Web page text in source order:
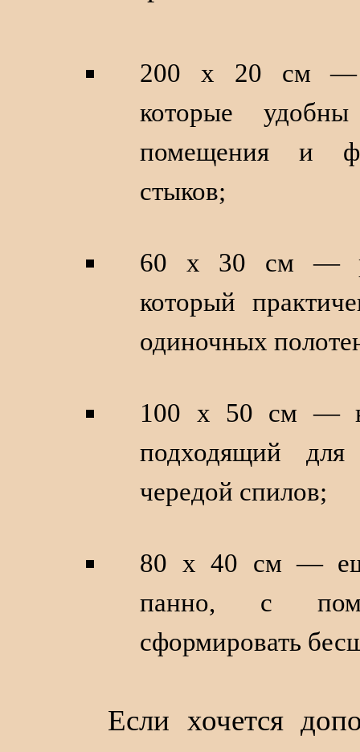
200 х 20 см —
которые
помещения и
стыков;
60 х 30 см —
который
одиночных
100 х 50 см —
подходящий
чередой спилов;
80 х 40 см —
панно, с
сформировать
Если хочется